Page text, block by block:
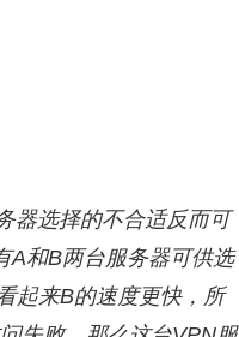
器选择的不合适反而可
A和B两台服务器可供选
起来B的速度更快，所